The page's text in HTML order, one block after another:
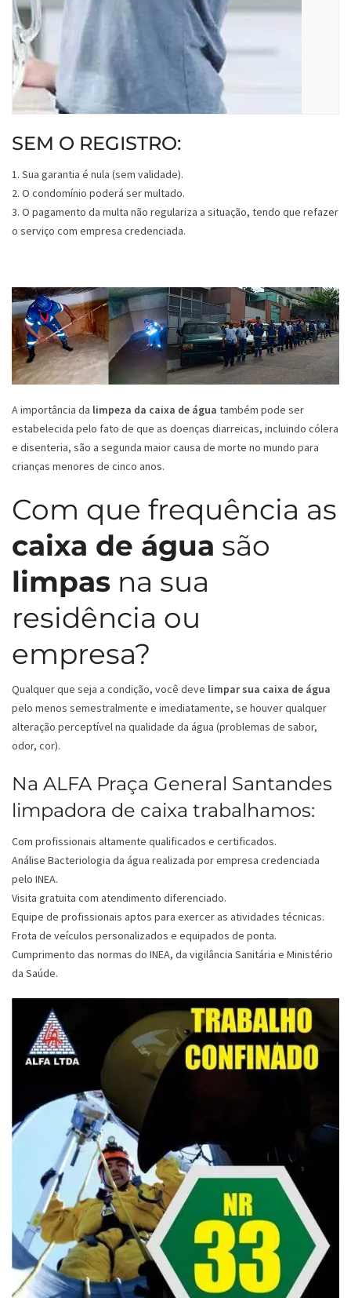
SEM O REGISTRO:
1. Sua garantia é nula (sem validade).
2. O condomínio poderá ser multado.
3. O pagamento da multa não regulariza a situação, tendo que refazer
o serviço com empresa credenciada.
A importância da limpeza da caixa de água também pode ser
estabelecida pelo fato de que as doenças diarreicas, incluindo cólera
e disenteria, são a segunda maior causa de morte no mundo para
crianças menores de cinco anos.
Com que frequência as
caixa de água são
limpas na sua
residência ou
empresa?
Qualquer que seja a condição, você deve limpar sua caixa de água
pelo menos semestralmente e imediatamente, se houver qualquer
alteração perceptível na qualidade da água (problemas de sabor,
odor, cor).
Na ALFA Praça General Santandes
limpadora de caixa trabalhamos:
Com profissionais altamente qualificados e certificados.
Análise Bacteriologia da água realizada por empresa credenciada
pelo INEA.
Visita gratuita com atendimento diferenciado.
Equipe de profissionais aptos para exercer as atividades técnicas.
Frota de veículos personalizados e equipados de ponta.
Cumprimento das normas do INEA, da vigilância Sanitária e Ministério
da Saúde.